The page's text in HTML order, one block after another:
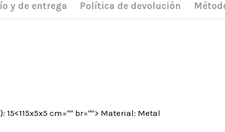
y de entrega Política de devolución
cm="" br=""> Material: Metal